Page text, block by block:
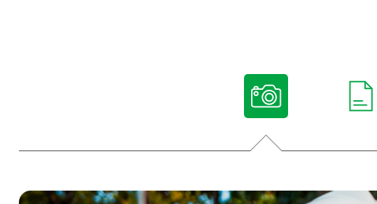
submenu de Nossas vozes
submenu de Multimídia